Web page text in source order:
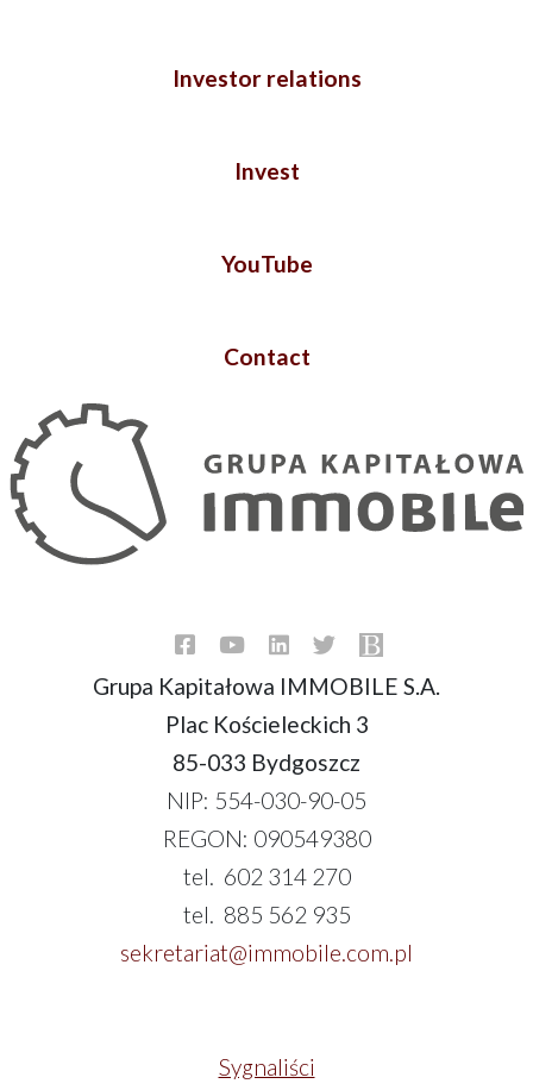
Investor relations
Invest
YouTube
Contact
Grupa Kapitałowa IMMOBILE S.A.
Plac Kościeleckich 3
85-033 Bydgoszcz
NIP: 554-030-90-05
REGON: 090549380
tel. 602 314 270
tel. 885 562 935
sekretariat@immobile.com.pl
Sygnaliści